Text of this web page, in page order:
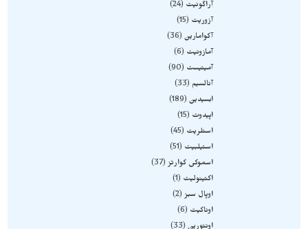
آراگونیت
24
آزوریت
15
آکوامارین 36
آمازونیت
6
آمیتیست
90
آنالسیم
33
ابسیدین 189
اپیدوت
15
استلریت
45
استیلبیت
51
اسموکی کوارتز 37
اکتینولیت
1
اوپال سبز 2
اوناکیت
6
اونتورین 33